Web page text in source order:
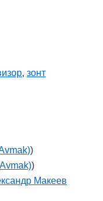
, зонт
)
)
Макеев